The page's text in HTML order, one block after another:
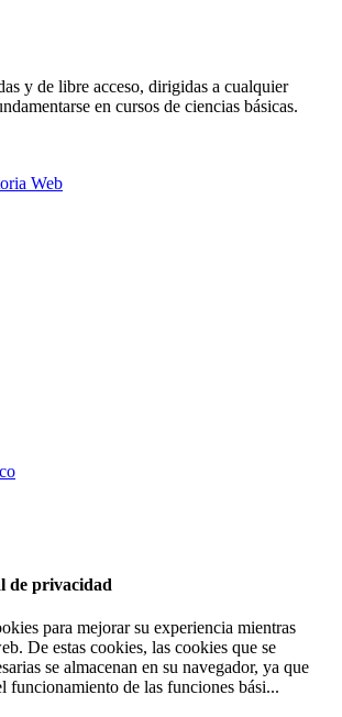
y de libre acceso, dirigidas a cualquier
en cursos de ciencias básicas.
Web
de privacidad
para mejorar su experiencia mientras
De estas cookies, las cookies que se
se almacenan en su navegador, ya que
funcionamiento de las funciones bási...